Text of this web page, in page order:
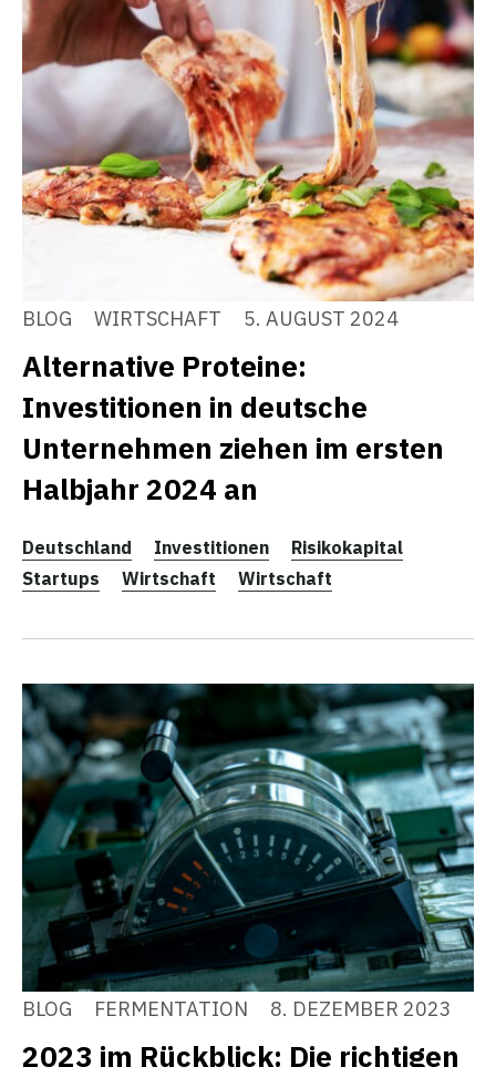
BLOG WIRTSCHAFT 5. AUGUST 2024
Alternative Proteine:
Investitionen in deutsche
Unternehmen ziehen im ersten
Halbjahr 2024 an
Deutschland Investitionen
Risikokapital
Startups
Wirtschaft Wirtschaft
BLOG FERMENTATION 8. DEZEMBER 2023
2023 im Rückblick: Die richtigen